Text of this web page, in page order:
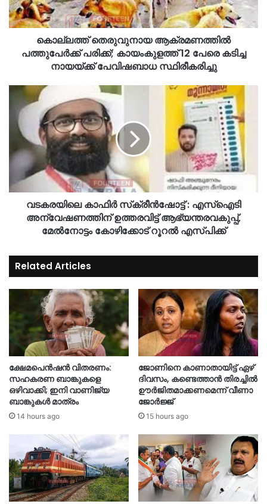
കൊല്ലത്ത് തെരുവുനായ ആക്രമണത്തിൽ
പത്തുപേർക്ക് പരിക്ക്; കായംകുളത്ത് 12 പേരെ കടിച്ച
നായയ്ക്ക് പേവിഷബാധ സ്ഥിരീകരിച്ചു
വടകരയിലെ കാഫിർ സ്‌ക്രീൻഷോട്ട് : എസ്‌ഐടി
അന്വേഷണത്തിന് ഉത്തരവിട്ട് ആഭ്യന്തരവകുപ്പ്,
മേൽനോട്ടം കോഴിക്കോട് റൂറൽ എസ്പിക്ക്
Related Articles
ക്ഷേമപെൻഷൻ വിതരണം:
സഹകരണ ബാങ്കുകളെ
ഒഴിവാക്കി; ഇനി വാണിജ്യ
ബാങ്കുകൾ മാത്രം
14 hours ago
ജോണിനെ കാണാതായിട്ട് ഏഴ്
ദിവസം‌, കണ്ടെത്താൻ തിരച്ചിൽ
ഊർജിതമാക്കണമെന്ന് വീണാ
ജോർജ്ജ്
15 hours ago